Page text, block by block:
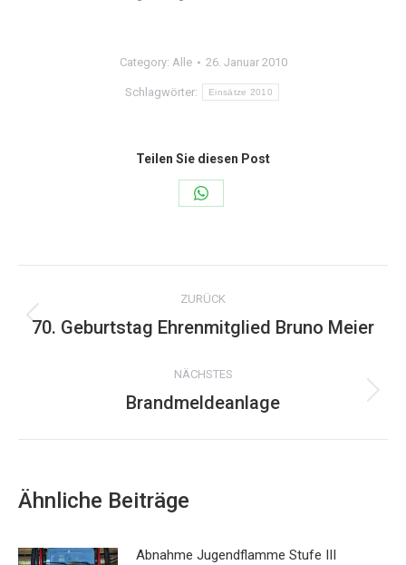
Category: Alle 26. Januar 2010
Schlagwörter: Einsätze 2010
Teilen Sie diesen Post
Share
WhatsApp
Kommentarnavigation
ZURÜCK
Vorheriger
70. Geburtstag Ehrenmitglied Bruno Meier
NÄCHSTES
Nächster
Brandmeldeanlage
Ähnliche Beiträge
Abnahme Jugendflamme Stufe III